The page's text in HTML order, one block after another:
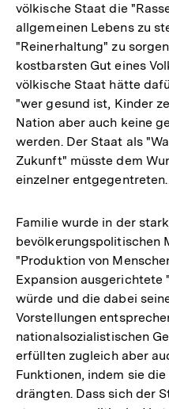
völkische Staat die
allgemeinen Lebens zu
"Reinerhaltung" zu
kostbarsten Gut eines
völkische Staat hätte
"wer gesund ist, Kinder
Nation aber auch keine
werden. Der Staat als
Zukunft" müsste dem
einzelner entgegentreten.
Familie wurde in der
bevölkerungspolitischen
"Produktion von
Expansion ausgerichtete
würde und die dabei
Vorstellungen
nationalsozialistischen
erfüllten zugleich aber
Funktionen, indem sie
drängten. Dass sich der